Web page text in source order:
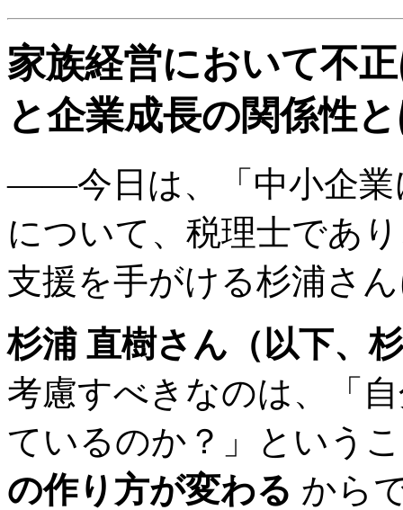
家族経営において不
と企業成長の関係性
――今日は、「中小企業
について、税理士であ
支援を手がける杉浦さ
杉浦 直樹さん（以下、
考慮すべきなのは、「
ているのか？」という
の作り方が変わる から